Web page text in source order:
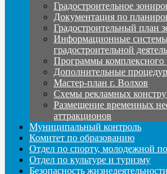
Градостроительное
Документация по
Градостроительный план
Информационные
градостроительной
Программы комплексного
Дополнительные
Мастер-план г. Волхов
Схемы рекламных
Размещение временных
аттракционов
Муниципальный контроль
Комитет по образованию
Отдел по спорту, молодежной
Отдел по культуре и туризму
Безопасность